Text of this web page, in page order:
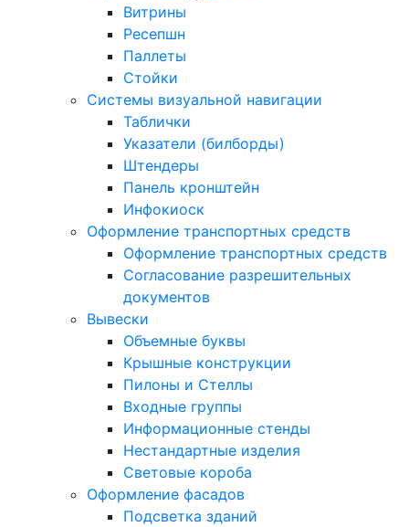
Витрины
Ресепшн
Паллеты
Стойки
Системы визуальной навигации
Таблички
Указатели (билборды)
Штендеры
Панель кронштейн
Инфокиоск
Оформление транспортных средств
Оформление транспортных средств
Согласование разрешительных
документов
Вывески
Объемные буквы
Крышные конструкции
Пилоны и Стеллы
Входные группы
Информационные стенды
Нестандартные изделия
Световые короба
Оформление фасадов
Подсветка зданий